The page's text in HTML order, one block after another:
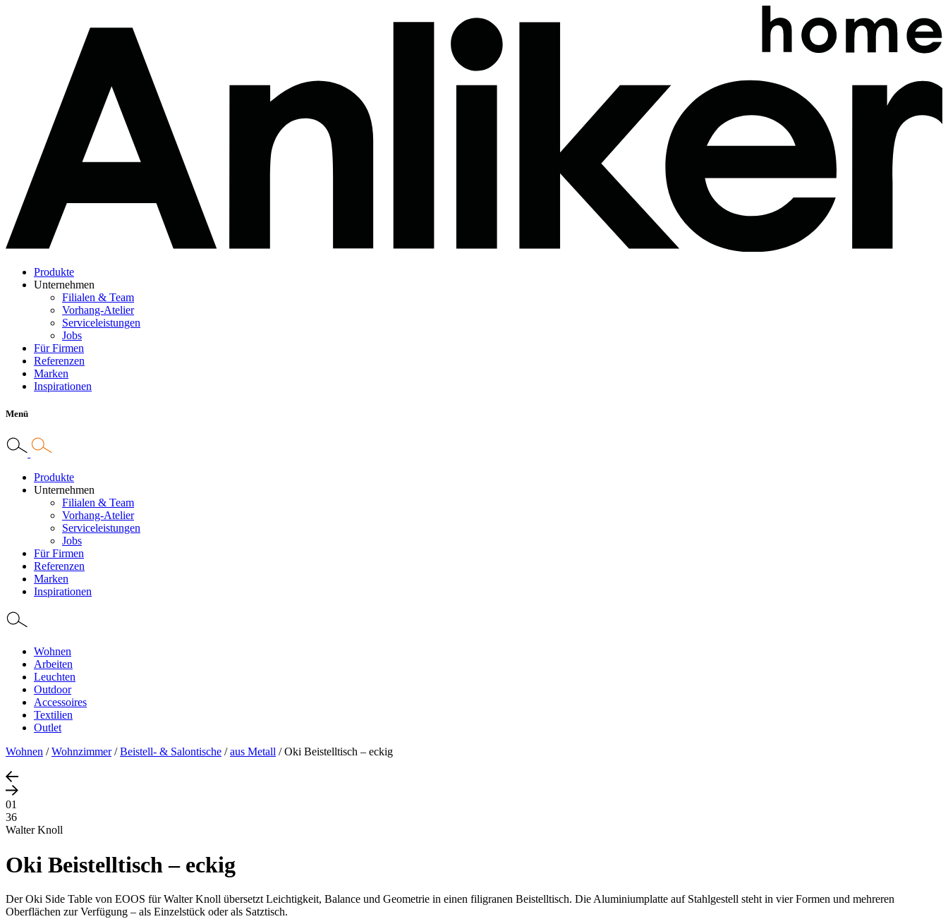
Produkte
Unternehmen
Filialen & Team
Vorhang-Atelier
Serviceleistungen
Jobs
Für Firmen
Referenzen
Marken
Inspirationen
Menü
Produkte
Unternehmen
Filialen & Team
Vorhang-Atelier
Serviceleistungen
Jobs
Für Firmen
Referenzen
Marken
Inspirationen
Wohnen
Arbeiten
Leuchten
Outdoor
Accessoires
Textilien
Outlet
Wohnen /Wohnzimmer/Beistell- & Salontische /aus Metall /Oki Beistelltisch – eckig
01
36
Walter Knoll
Oki Beistelltisch – eckig
Der Oki Side Table von EOOS für Walter Knoll übersetzt Leichtigkeit, Balance und Geometrie in einen filigranen Beistelltisch. Die Aluminiumplatte auf Stahlgestell steht in vier Formen und mehreren
Oberflächen zur Verfügung – als Einzelstück oder als Satztisch.